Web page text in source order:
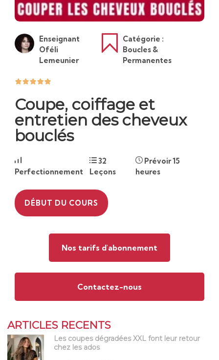
Enseignant
Oféli
Lemeunier
Catégorie :
Boucles &
Permanentes
Coupe, coiffage et
entretien des cheveux
bouclés
Perfectionnement
32
Leçons
Prévoir 15
heures
DÉBUT DU COURS
Nos tarifs d'abonnement
Contactez-nous
ARTICLES RECENTS
Les coupes dégradées XXL font leur retour
chez les ados